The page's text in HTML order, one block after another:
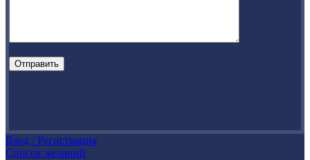
Вход / Регистрация
Список желаний